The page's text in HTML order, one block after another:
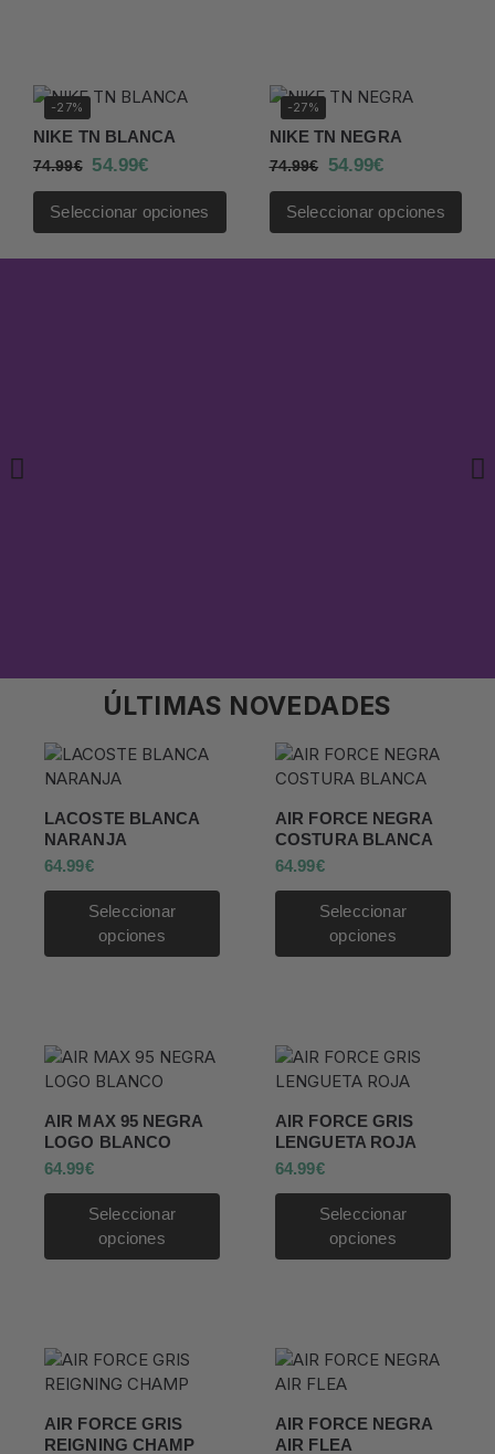
-27%
NIKE TN BLANCA
74.99€ 54.99€
Seleccionar opciones
-27%
NIKE TN NEGRA
74.99€ 54.99€
Seleccionar opciones
ÚLTIMAS NOVEDADES
LACOSTE BLANCA
NARANJA
64.99€
Seleccionar
opciones
AIR FORCE NEGRA
COSTURA BLANCA
64.99€
Seleccionar
opciones
AIR MAX 95 NEGRA
LOGO BLANCO
64.99€
Seleccionar
opciones
AIR FORCE GRIS
LENGUETA ROJA
64.99€
Seleccionar
opciones
AIR FORCE GRIS
REIGNING CHAMP
AIR FORCE NEGRA
AIR FLEA